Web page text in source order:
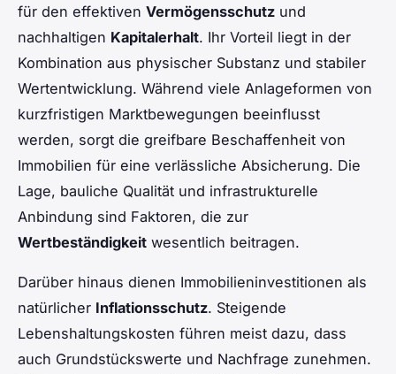
für den effektiven Vermögensschutz und
nachhaltigen Kapitalerhalt. Ihr Vorteil liegt in der
Kombination aus physischer Substanz und stabiler
Wertentwicklung. Während viele Anlageformen von
kurzfristigen Marktbewegungen beeinflusst
werden, sorgt die greifbare Beschaffenheit von
Immobilien für eine verlässliche Absicherung. Die
Lage, bauliche Qualität und infrastrukturelle
Anbindung sind Faktoren, die zur
Wertbeständigkeit wesentlich beitragen.
Darüber hinaus dienen Immobilieninvestitionen als
natürlicher Inflationsschutz. Steigende
Lebenshaltungskosten führen meist dazu, dass
auch Grundstückswerte und Nachfrage zunehmen.